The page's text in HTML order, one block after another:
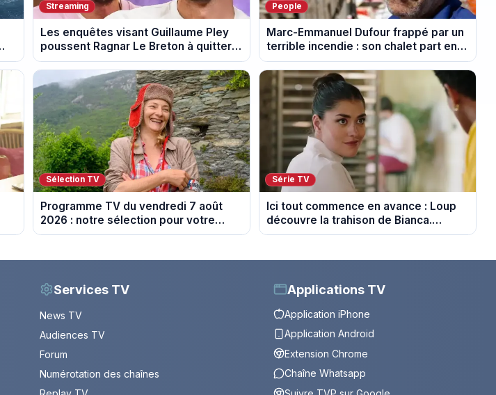
Streaming
Les enquêtes visant Guillaume Pley
poussent Ragnar Le Breton à quitter
la tournée Legend
People
Marc-Emmanuel Dufour frappé par un
terrible incendie : son chalet part en
fumée
Sélection TV
Programme TV du vendredi 7 août
2026 : notre sélection pour votre
soirée télé
Série TV
Ici tout commence en avance : Loup
découvre la trahison de Bianca.
Episode du 10 août 2026 (spoiler)
Services TV
News TV
Audiences TV
Forum
Numérotation des chaînes
Applications TV
Application iPhone
Application Android
Extension Chrome
Chaîne Whatsapp